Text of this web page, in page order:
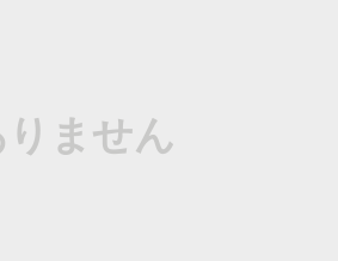
ません